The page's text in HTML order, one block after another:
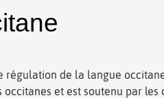
régulation de la langue
et est soutenu par les